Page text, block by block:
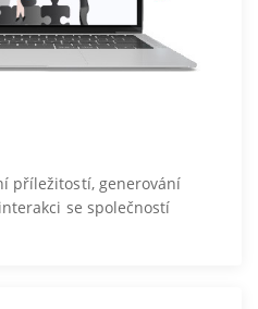
příležitostí, generování
se společností